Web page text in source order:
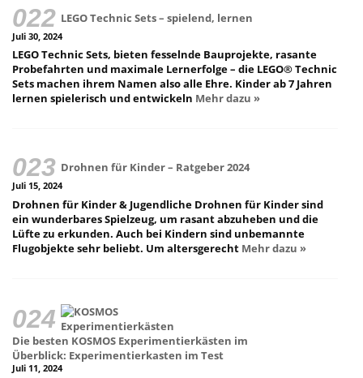
LEGO Technic Sets – spielend, lernen
Juli 30, 2024
LEGO Technic Sets, bieten fesselnde Bauprojekte, rasante
Probefahrten und maximale Lernerfolge – die LEGO® Technic
Sets machen ihrem Namen also alle Ehre. Kinder ab 7 Jahren
lernen spielerisch und entwickeln Mehr dazu »
Drohnen für Kinder – Ratgeber 2024
Juli 15, 2024
Drohnen für Kinder & Jugendliche Drohnen für Kinder sind
ein wunderbares Spielzeug, um rasant abzuheben und die
Lüfte zu erkunden. Auch bei Kindern sind unbemannte
Flugobjekte sehr beliebt. Um altersgerecht Mehr dazu »
Die besten KOSMOS Experimentierkästen im
Überblick: Experimentierkasten im Test
Juli 11, 2024